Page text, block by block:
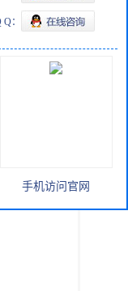
Q：
手机访问官网